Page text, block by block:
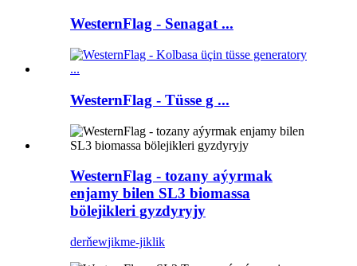
WesternFlag - Senagat ...
WesternFlag - Tüsse g ...
WesternFlag - tozany aýyrmak
enjamy bilen SL3 biomassa
bölejikleri gyzdyryjy
derňewjikme-jiklik